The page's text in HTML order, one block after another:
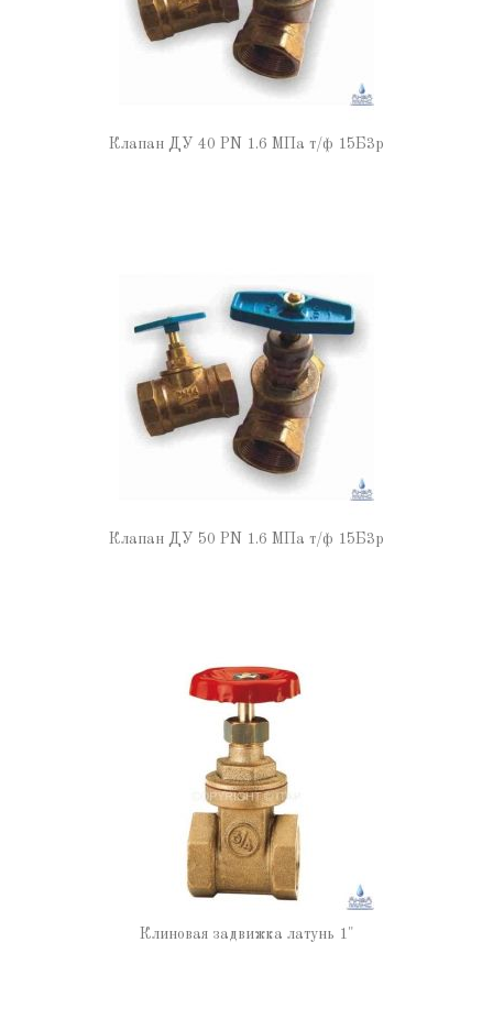
Клапан ДУ 40 PN 1.6 МПа т/ф 15Б3р
Клапан ДУ 50 PN 1.6 МПа т/ф 15Б3р
Клиновая задвижка латунь 1"